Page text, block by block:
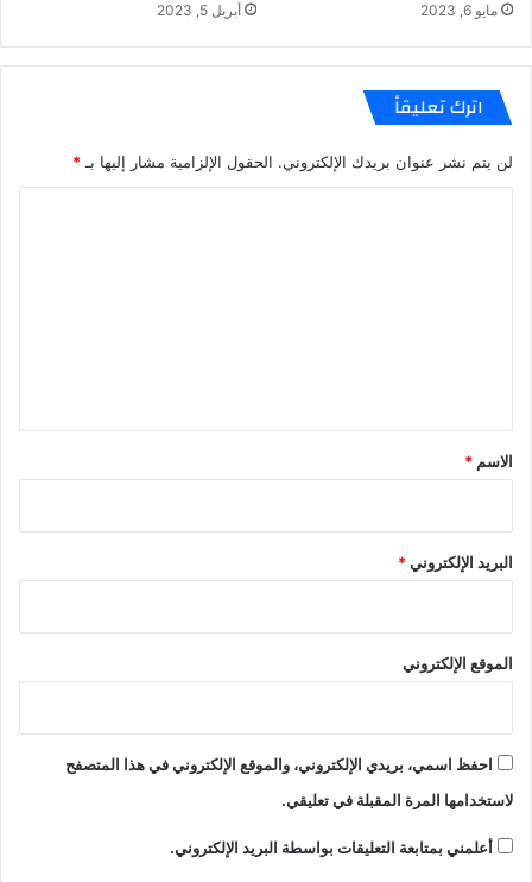
مايو 6, 2023 أبريل 5, 2023
اترك تعليقاً
لن يتم نشر عنوان بريدك الإلكتروني. الحقول الإلزامية مشار إليها بـ *
*
الاسم *
البريد الإلكتروني*
الموقع الإلكتروني
احفظ اسمي، بريدي الإلكتروني، والموقع الإلكتروني في هذا المتصفح
لاستخدامها المرة المقبلة في تعليقي.
أعلمني بمتابعة التعليقات بواسطة البريد الإلكتروني.